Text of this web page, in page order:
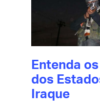
Entenda
dos
Iraque